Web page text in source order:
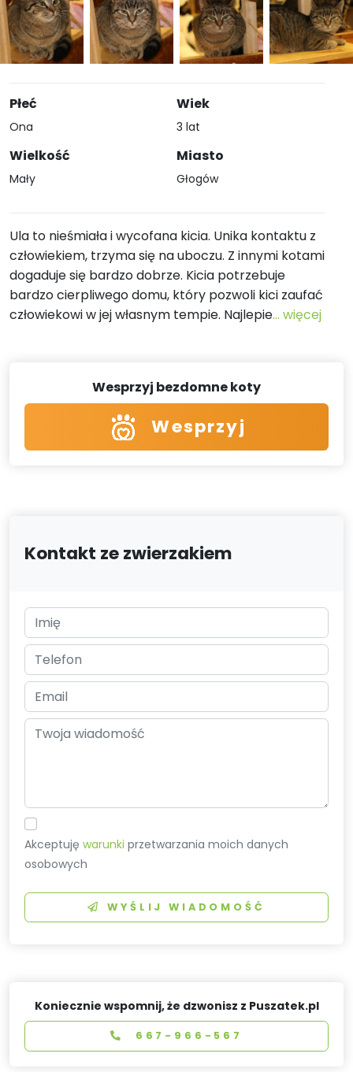
Płeć
Ona
Wielkość
Mały
Wiek
3 lat
Miasto
Głogów
Ula to nieśmiała i wycofana kicia. Unika kontaktu z
człowiekiem, trzyma się na uboczu. Z innymi kotami
dogaduje się bardzo dobrze. Kicia potrzebuje
bardzo cierpliwego domu, który pozwoli kici zaufać
człowiekowi w jej własnym tempie. Najlepie... więcej
Wesprzyj bezdomne koty
Wesprzyj
Kontakt ze zwierzakiem
Akceptujęwarunki przetwarzania moich danych
osobowych
WYŚLIJ WIADOMOŚĆ
Koniecznie wspomnij, że dzwonisz z Puszatek.pl
667-966-567